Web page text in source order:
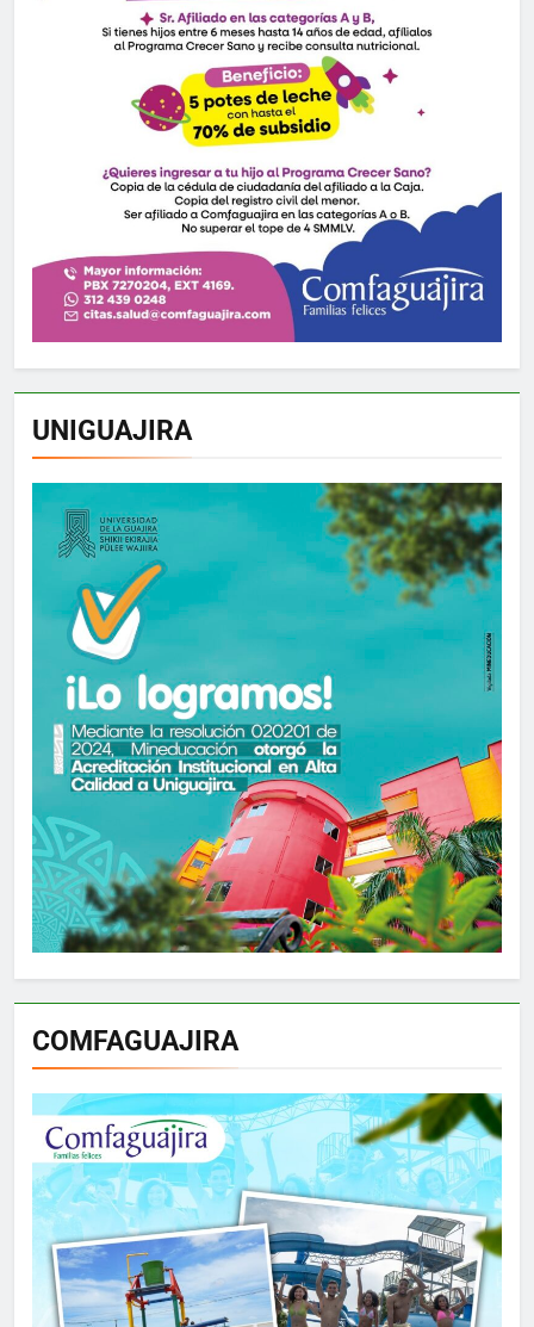
UNIGUAJIRA
COMFAGUAJIRA